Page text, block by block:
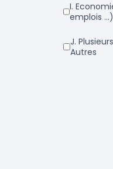
i. Economie (tourisme,
emplois ...)
j. Plusieurs catégories /
Autres